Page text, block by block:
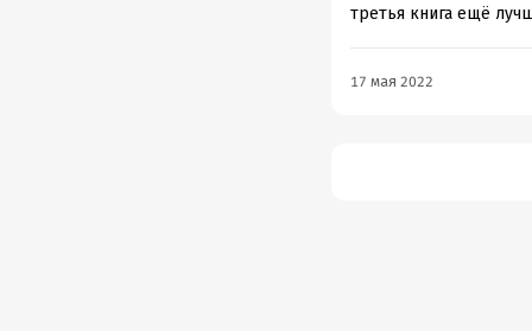
третья книга ещё
17 мая 2022